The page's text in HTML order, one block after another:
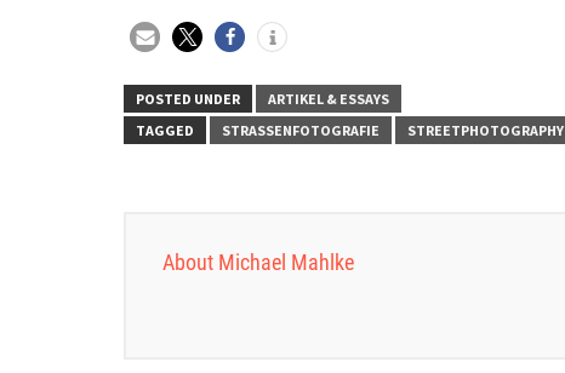
POSTED UNDER
ARTIKEL & ESSAYS
TAGGED
STRASSENFOTOGRAFIE STREETPHOTOGRAPHY
About Michael Mahlke